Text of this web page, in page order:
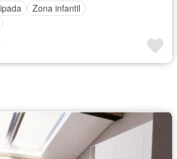
Zona infantil